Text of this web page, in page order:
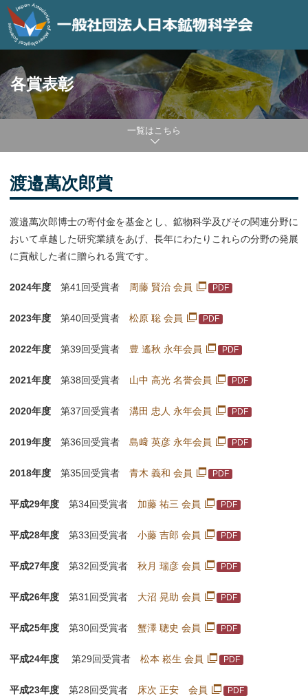
各賞表彰
一覧はこちら
渡邉萬次郎賞
渡邉萬次郎博士の寄付金を基金とし、鉱物科学及びその関連分野に
おいて卓越した研究業績をあげ、長年にわたりこれらの分野の発展
に貢献した者に贈られる賞です。
2024年度 第41回受賞者 周藤 賢治 会員
2023年度 第40回受賞者 松原 聡 会員
2022年度 第39回受賞者 豊 遙秋 永年会員
2021年度 第38回受賞者 山中 高光 名誉会員
2020年度 第37回受賞者 溝田 忠人 永年会員
2019年度 第36回受賞者 島﨑 英彦 永年会員
2018年度 第35回受賞者 青木 義和 会員
平成29年度 第34回受賞者 加藤 祐三 会員
平成28年度 第33回受賞者 小藤 吉郎 会員
平成27年度 第32回受賞者 秋月 瑞彦 会員
平成26年度 第31回受賞者 大沼 晃助 会員
平成25年度 第30回受賞者 蟹澤 聰史 会員
平成24年度 第29回受賞者 松本 崧生 会員
平成23年度 第28回受賞者 床次 正安 会員